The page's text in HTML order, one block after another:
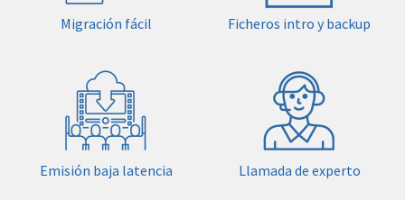
Migración fácil Ficheros intro y backup
Emisión baja latencia Llamada de experto